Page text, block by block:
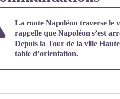
La route Napoléon traverse le
rappelle que Napoléon s’est
Depuis la Tour de la ville
table d’orientation.